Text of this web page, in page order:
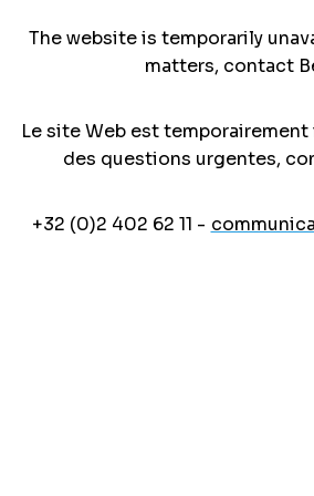
The website is temporarily
matters, contact
Le site Web est
des questions urgentes,
+32 (0)2 402 62 11 -